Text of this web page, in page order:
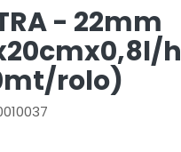
- 22mm
h
rolo)